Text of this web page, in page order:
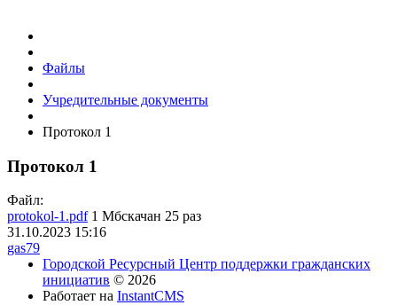
Файлы
Учредительные документы
Протокол 1
Протокол 1
Файл:
protokol-1.pdf 1 Мбскачан 25 раз
31.10.2023 15:16
gas79
Городской Ресурсный Центр поддержки гражданских
инициатив © 2026
Работает на InstantCMS